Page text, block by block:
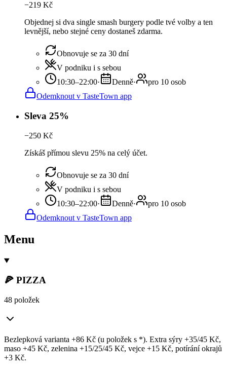
−219 Kč
Objednej si dva single smash burgery podle tvé volby a ten
levnější, nebo stejné ceny dostaneš zdarma.
Obnovuje se za 30 dní
V podniku i s sebou
10:30–22:00· Denně·
pro 10 osob
Odemknout v TasteTown app
Sleva 25%
−250 Kč
Získáš přímou slevu 25% na celý účet.
Obnovuje se za 30 dní
V podniku i s sebou
10:30–22:00· Denně·
pro 10 osob
Odemknout v TasteTown app
Menu
🍕 PIZZA
48 položek
Bezlepková varianta +86 Kč (u položek s *). Extra sýry +35/45 Kč,
maso +45 Kč, zelenina +15/25/45 Kč, vejce +15 Kč, potírání okrajů
+3 Kč.